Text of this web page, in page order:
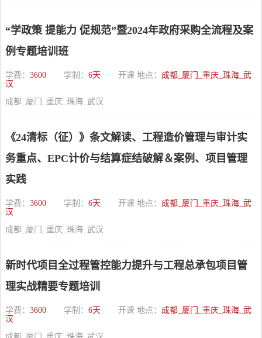
“学政策 提能力 促规范”暨2024年政府采购全流程及案
例专题培训班
学费： 3600 学制： 6天 开课 地点： 成都_厦门_重庆_珠海_武
汉
成都_厦门_重庆_珠海_武汉
《24清标（征）》条文解读、工程造价管理与审计实
务重点、EPC计价与结算症结破解＆案例、项目管理
实践
学费： 3600 学制： 6天 开课 地点： 成都_厦门_重庆_珠海_武
汉
成都_厦门_重庆_珠海_武汉
新时代项目全过程管控能力提升与工程总承包项目管
理实战精要专题培训
学费： 3600 学制： 6天 开课 地点： 成都_厦门_重庆_珠海_武
汉